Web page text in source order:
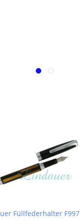
Füllfederhalter F997